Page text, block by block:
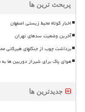
پربحث ترین ها
اخبار کوتاه محیط زیستی اصفهان
آخرین وضعیت سدهای تهران
برداشت چوب از جنگلهای هیرکانی
هوای پاک برای شیراز دوربین ها
جدیدترین ها